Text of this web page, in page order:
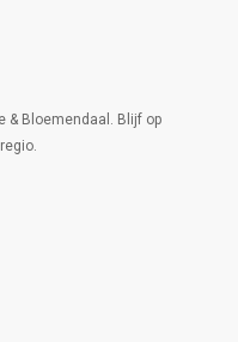
& Bloemendaal. Blijf op